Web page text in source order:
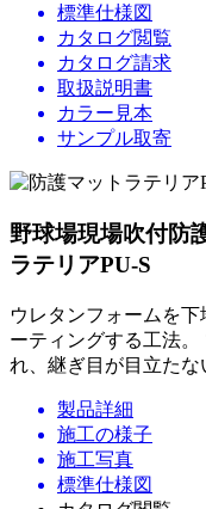
標準仕様図
カタログ閲覧
カタログ請求
取扱説明書
カラー見本
サンプル取寄
野球場現場吹付防
ラテリアPU-S
ウレタンフォームを
ーティングする工法
れ、継ぎ目が目立たな
製品詳細
施工の様子
施工写真
標準仕様図